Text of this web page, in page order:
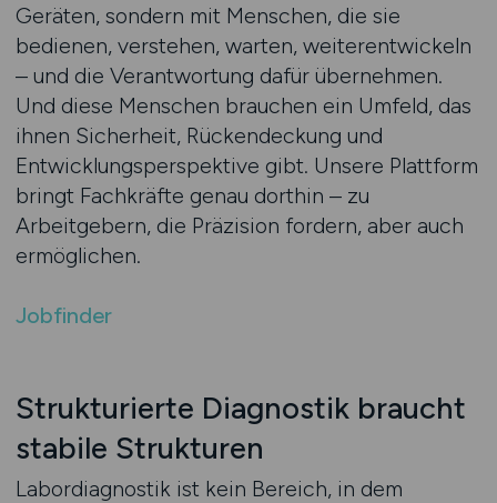
Geräten, sondern mit Menschen, die sie
bedienen, verstehen, warten, weiterentwickeln
– und die Verantwortung dafür übernehmen.
Und diese Menschen brauchen ein Umfeld, das
ihnen Sicherheit, Rückendeckung und
Entwicklungsperspektive gibt. Unsere Plattform
bringt Fachkräfte genau dorthin – zu
Arbeitgebern, die Präzision fordern, aber auch
ermöglichen.
Jobfinder
Strukturierte Diagnostik braucht
stabile Strukturen
Labordiagnostik ist kein Bereich, in dem